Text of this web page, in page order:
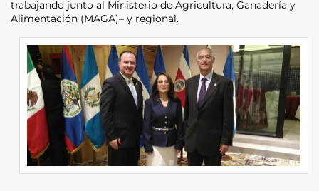
trabajando junto al Ministerio de Agricultura, Ganadería y
Alimentación (MAGA)– y regional.